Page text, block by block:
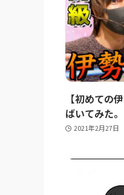
【初めての
ばいてみた。
2021年2月27日